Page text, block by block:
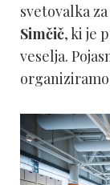
svetovalka
Simčič, ki je
veselja.